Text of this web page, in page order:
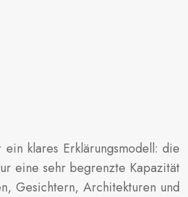
klares Erklärungsmodell: die
eine sehr begrenzte Kapazität
Gesichtern, Architekturen und